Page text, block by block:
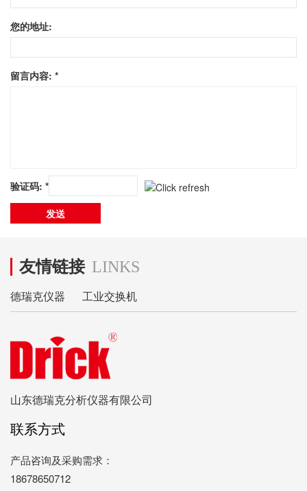
您的地址:
留言内容: *
验证码: *
友情链接 LINKS
德瑞克仪器 工业交换机
山东德瑞克分析仪器有限公司
联系方式
产品咨询及采购需求：
18678650712